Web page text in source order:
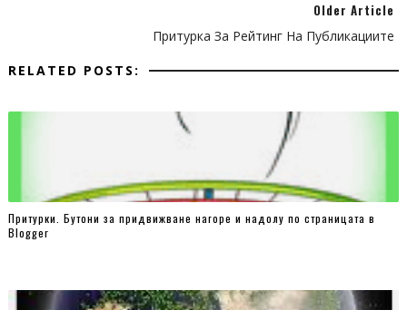
Older Article
Притурка За Рейтинг На Публикациите
RELATED POSTS:
Притурки. Бутони за придвижване нагоре и надолу по страницата в
Blogger